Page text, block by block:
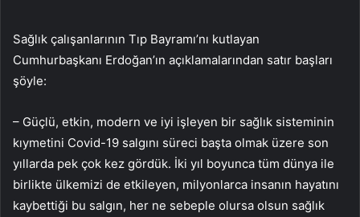
Sağlık çalışanlarının Tıp Bayramı’nı kutlayan
Cumhurbaşkanı Erdoğan’ın açıklamalarından satır başları
şöyle:
– Güçlü, etkin, modern ve iyi işleyen bir sağlık sisteminin
kıymetini Covid-19 salgını süreci başta olmak üzere son
yıllarda pek çok kez gördük. İki yıl boyunca tüm dünya ile
birlikte ülkemizi de etkileyen, milyonlarca insanın hayatını
kaybettiği bu salgın, her ne sebeple olursa olsun sağlık